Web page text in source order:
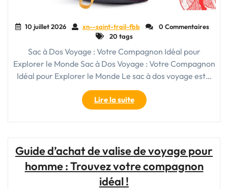
10 juillet 2026 xn--saint-trail-fbb
0 Commentaires
20 tags
Sac à Dos Voyage : Votre Compagnon Idéal pour
Explorer le Monde Sac à Dos Voyage : Votre Compagnon
Idéal pour Explorer le Monde Le sac à dos voyage est…
Lire la suite"Le
Guide
Ultime
à
Dos
Guide d’achat de valise de voyage pour
homme : Trouvez votre compagnon
idéal !